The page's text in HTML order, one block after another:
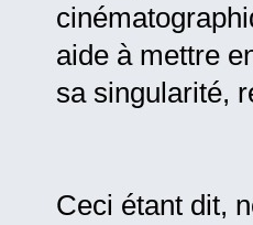
aide à mettre
sa singularité,
Ceci étant dit,